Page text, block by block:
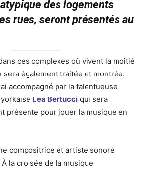
des logements
rues, seront présentés au
ces complexes où vivent la moitié
sera également traitée et montrée.
accompagné par la talentueuse
Lea Bertucci qui sera
présente pour jouer la musique en
compositrice et artiste sonore
la croisée de la musique